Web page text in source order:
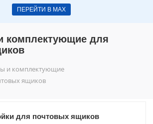
ПЕРЕЙТИ В МАХ
комплектующие для
и комплектующие
ящиков
для почтовых ящиков